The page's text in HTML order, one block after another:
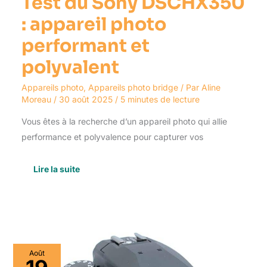
: appareil photo
performant et
polyvalent
Appareils photo, Appareils photo bridge/ Par Aline
Moreau / 30 août 2025 / 5 minutes de lecture
Vous êtes à la recherche d’un appareil photo qui allie
performance et polyvalence pour capturer vos
Lire la suite
Août
Test
: